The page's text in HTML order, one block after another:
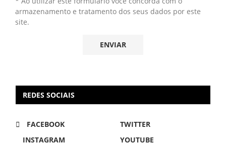
armazenamento e tratamento dos seus dados por este
site.
REDES SOCIAIS
FACEBOOK
TWITTER
INSTAGRAM
YOUTUBE